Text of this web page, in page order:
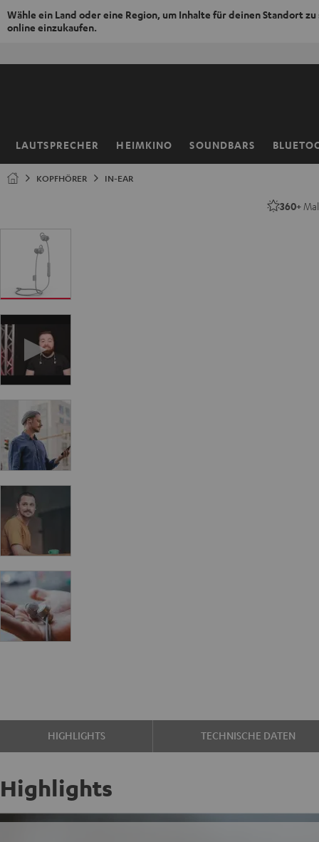
Wähle ein Land oder eine Region, um Inhalte für deinen Standort zu
online einzukaufen.
LAUTSPRECHER HEIMKINO SOUNDBARS
Startseite
KOPFHÖRER IN-EAR
360+
HIGHLIGHTS TECHNISCHE DATEN
Highlights